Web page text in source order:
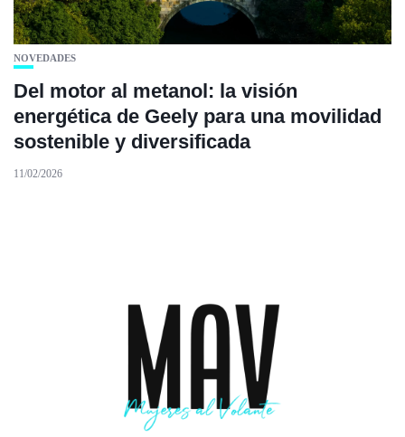
NOVEDADES
Del motor al metanol: la visión
energética de Geely para una movilidad
sostenible y diversificada
11/02/2026